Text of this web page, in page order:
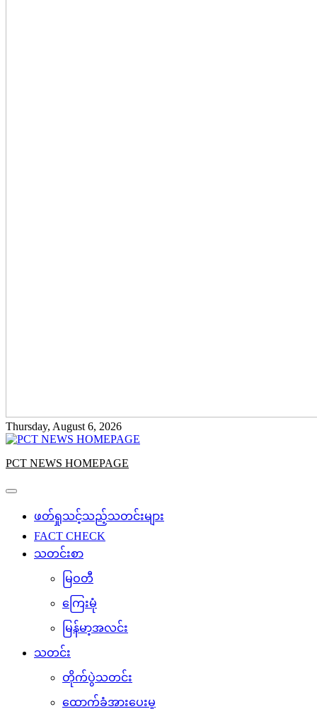
Thursday, August 6, 2026
PCT NEWS HOMEPAGE
ဖတ်ရှုသင့်သည့်သတင်းများ
FACT CHECK
သတင်းစာ
မြဝတီ
ကြေးမုံ
မြန်မာ့အလင်း
သတင်း
တိုက်ပွဲသတင်း
ထောက်ခံအားပေးမှု